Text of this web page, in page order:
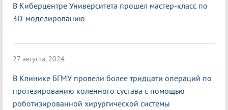
В Киберцентре Университета прошел мастер-класс по
3D-моделированию
27 августа, 2024
В Клинике БГМУ провели более тридцати операций по
протезированию коленного сустава с помощью
роботизированной хирургической системы